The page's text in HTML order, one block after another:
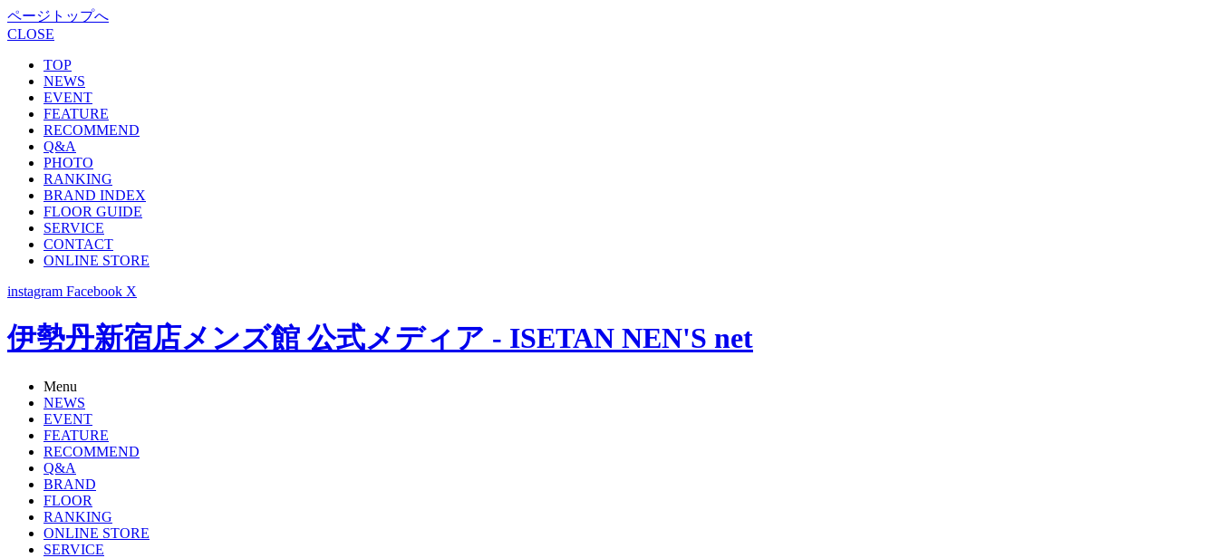
ページトップへ
CLOSE
TOP
NEWS
EVENT
FEATURE
RECOMMEND
Q&A
PHOTO
RANKING
BRAND INDEX
FLOOR GUIDE
SERVICE
CONTACT
ONLINE STORE
instagram Facebook X
伊勢丹新宿店メンズ館 公式メディア - ISETAN NEN'S net
Menu
NEWS
EVENT
FEATURE
RECOMMEND
Q&A
BRAND
FLOOR
RANKING
ONLINE STORE
SERVICE